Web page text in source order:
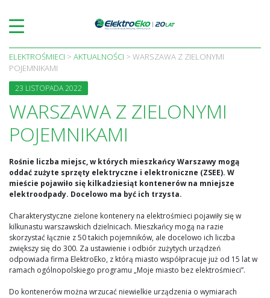
content
ELEKTROŚMIECI > AKTUALNOŚCI > WARSZAWA Z ZIELONYMI
POJEMNIKAMI
23 LISTOPADA 2022
WARSZAWA Z ZIELONYMI
POJEMNIKAMI
Rośnie liczba miejsc, w których mieszkańcy Warszawy mogą
oddać zużyte sprzęty elektryczne i elektroniczne (ZSEE). W
mieście pojawiło się kilkadziesiąt kontenerów na mniejsze
elektroodpady. Docelowo ma być ich trzysta.
Charakterystyczne zielone kontenery na elektrośmieci pojawiły się w
kilkunastu warszawskich dzielnicach. Mieszkańcy mogą na razie
skorzystać łącznie z 50 takich pojemników, ale docelowo ich liczba
zwiększy się do 300. Za ustawienie i odbiór zużytych urządzeń
odpowiada firma ElektroEko, z którą miasto współpracuje już od 15 lat w
ramach ogólnopolskiego programu „Moje miasto bez elektrośmieci”.
Do kontenerów można wrzucać niewielkie urządzenia o wymiarach